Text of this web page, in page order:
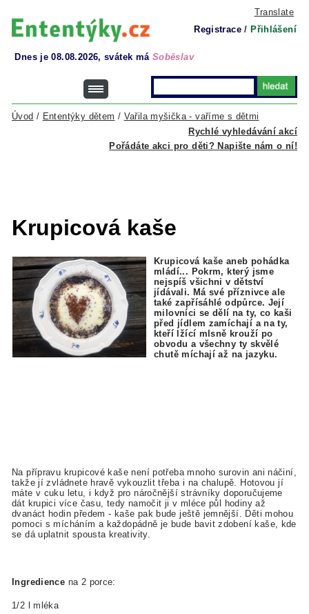
Translate
Registrace / Přihlášení
Dnes je 08.08.2026, svátek má Soběslav
Rychlé vyhledávání akcí
Úvod / Ententýky dětem / Vařila myšička - vaříme s dětmi
Pořádáte akci pro děti? Napište nám o ní!
Krupicová kaše
Krupicová kaše aneb pohádka
mládí... Pokrm, který jsme
nejspíš všichni v dětství
jídávali. Má své příznivce ale
také zapřísáhlé odpůrce. Její
milovníci se dělí na ty, co kaši
před jídlem zamíchají a na ty,
kteří lžící mlsně krouží po
obvodu a všechny ty skvělé
chutě míchají až na jazyku.
Na přípravu krupicové kaše není potřeba mnoho surovin ani náčiní,
takže jí zvládnete hravě vykouzlit třeba i na chalupě. Hotovou jí
máte v cuku letu, i když pro náročnější strávníky doporučujeme
dát krupici více času, tedy namočit ji v mléce půl hodiny až
dvanáct hodin předem - kaše pak bude ještě jemnější. Děti mohou
pomoci s mícháním a každopádně je bude bavit zdobení kaše, kde
se dá uplatnit spousta kreativity.
Ingredience na 2 porce:
1/2 l mléka